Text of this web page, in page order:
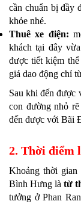
cần chuẩn bị đầy
khỏe nhé.
Thuê xe điện:
khách tại đây
được tiết kiệm
giá dao động chỉ
Sau khi đến được
con đường nhỏ
đến được với Bãi
2. Thời điểm
Khoảng thời
Bình Hưng là từ
tưởng ở Phan